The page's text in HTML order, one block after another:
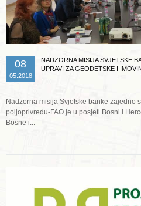
08
05.2018
NADZORNA MISIJA SVJETSKE
UPRAVI ZA GEODETSKE I
Nadzorna misija Svjetske banke zajedno
poljoprivredu-FAO je u posjeti Bosni i
Bosne i...